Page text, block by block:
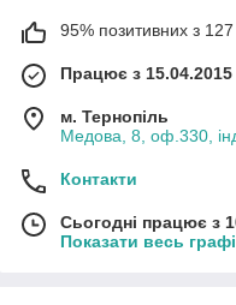
95% позитивних з 127
Працює з 15.04.2015
м. Тернопіль
Медова, 8, оф.330,
Контакти
Сьогодні працює з
Показати весь